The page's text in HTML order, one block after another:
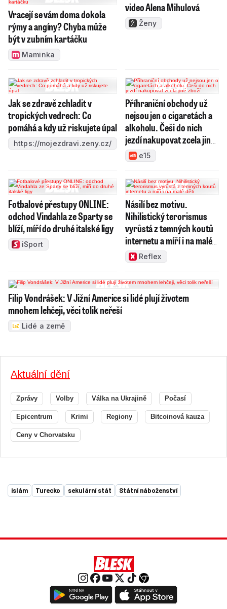
Vracejí se vám doma dokola
rýmy a angíny? Chyba může
být v zubním kartáčku
Maminka
video Alena Mihulová
Ženy
Jak se zdravě zchladit v
tropických vedrech: Co
pomáhá a kdy už riskujete úpal
https://mojezdravi.zeny.cz/
Příhraniční obchody už
nejsou jen o cigaretách a
alkoholu. Češi do nich
jezdí nakupovat zcela jiné
zbožíe15
Fotbalové přestupy ONLINE:
odchod Vindahla ze Sparty se
blíží, míří do druhé italské ligy
iSport
Násilí bez motivu.
Nihilistický terorismus
vyrůstá z temných koutů
internetu a míří i na malé
dětiReflex
Filip Vondrášek: V Jižní Americe si lidé plují životem
mnohem lehčeji, věci tolik neřeší
Lidé a země
Aktuální dění
Zprávy Volby Válka na Ukrajině Počasí
Epicentrum Krimi Regiony Bitcoinová kauza
Ceny v Chorvatsku
islám Turecko sekulární stát Státní náboženství